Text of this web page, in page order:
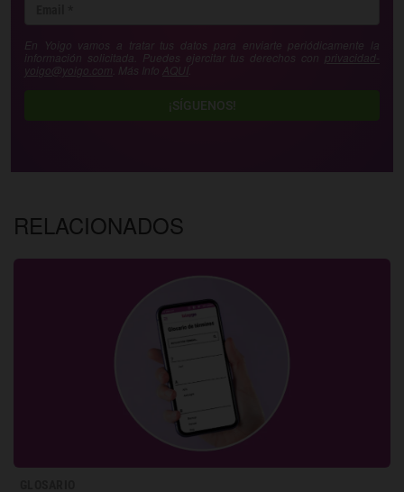
En Yoigo vamos a tratar tus datos para enviarte periódicamente la
información solicitada. Puedes ejercitar tus derechos con privacidad-
yoigo@yoigo.com . Más Info AQUÍ
¡SÍGUENOS!
RELACIONADOS